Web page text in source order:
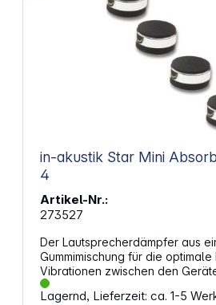
in-akustik Star Mini Absorber Chrom
4
Artikel-Nr.:
273527
Der Lautsprecherdämpfer aus
Gummimischung für die
Vibrationen zwischen den
Stellfläche.
Lagernd, Lieferzeit: ca. 1-5